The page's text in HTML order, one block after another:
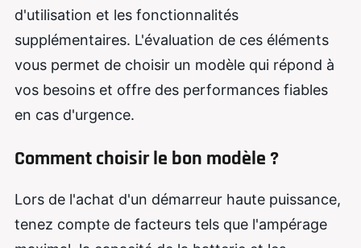
d'utilisation et les fonctionnalités
supplémentaires. L'évaluation de ces éléments
vous permet de choisir un modèle qui répond à
vos besoins et offre des performances fiables
en cas d'urgence.
Comment choisir le bon modèle ?
Lors de l'achat d'un démarreur haute puissance,
tenez compte de facteurs tels que l'ampérage